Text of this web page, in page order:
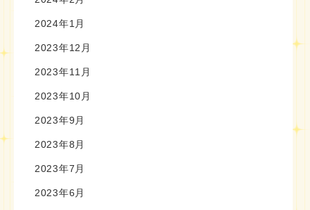
2024年1月
2023年12月
2023年11月
2023年10月
2023年9月
2023年8月
2023年7月
2023年6月